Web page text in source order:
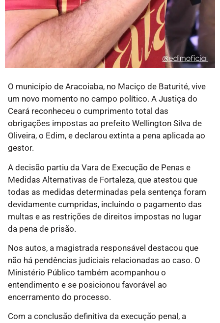
O município de Aracoiaba, no Maciço de Baturité, vive
um novo momento no campo político. A Justiça do
Ceará reconheceu o cumprimento total das
obrigações impostas ao prefeito Wellington Silva de
Oliveira, o Edim, e declarou extinta a pena aplicada ao
gestor.
A decisão partiu da Vara de Execução de Penas e
Medidas Alternativas de Fortaleza, que atestou que
todas as medidas determinadas pela sentença foram
devidamente cumpridas, incluindo o pagamento das
multas e as restrições de direitos impostas no lugar
da pena de prisão.
Nos autos, a magistrada responsável destacou que
não há pendências judiciais relacionadas ao caso. O
Ministério Público também acompanhou o
entendimento e se posicionou favorável ao
encerramento do processo.
Com a conclusão definitiva da execução penal, a